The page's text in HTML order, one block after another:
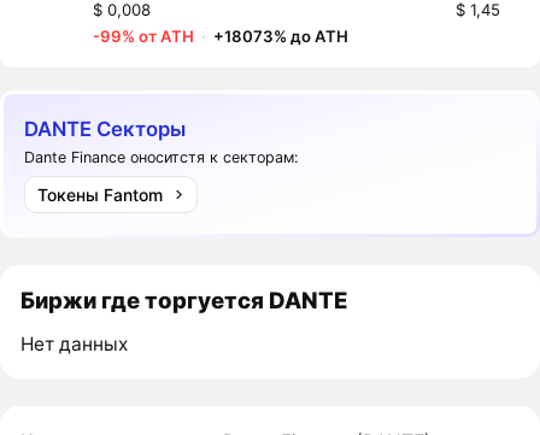
$ 0,008
$ 1,45
-99% от ATH · +18073% до ATH
DANTE Секторы
Dante Finance оноситстя к секторам:
Токены Fantom
Биржи где торгуется DANTE
Нет данных